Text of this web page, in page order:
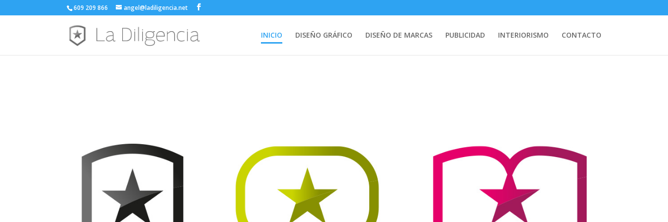
609 209 866 angel@ladiligencia.net
INICIO DISEÑO GRÁFICO DISEÑO DE MARCAS PUBLICIDAD INTERIORISMO CONTACTO